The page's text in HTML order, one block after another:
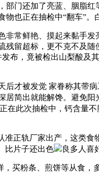
门还加了亮蓝、胭脂
物也正在抽检中“翻车”
常鲜艳、摸起来黏手发
留超标，更不克不及
布，竟被检出山梨酸及
被发觉 家眷称其带病
居简出就能解馋。避免阳
正在此次抽检中，钙含量
正轨厂家出产，这类食
比片子还出色 良多人喜
粉条、煎饼等从食，